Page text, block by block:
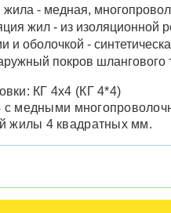
- медная,
жил - из изоляционной
и оболочкой -
покров шлангового
КГ 4х4 (КГ 4*4)
с медными
жилы 4 квадратных мм.